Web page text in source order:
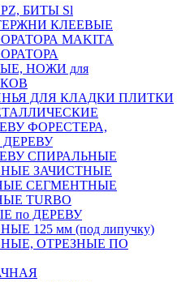
БИТЫ Sl
КЛЕЕВЫЕ
MAKITA
НОЖИ для
ДЛЯ КЛАДКИ ПЛИТКИ
ФОРЕСТЕРА,
СПИРАЛЬНЫЕ
ЗАЧИСТНЫЕ
СЕГМЕНТНЫЕ
TURBO
по ДЕРЕВУ
125 мм (под липучку)
ОТРЕЗНЫЕ ПО